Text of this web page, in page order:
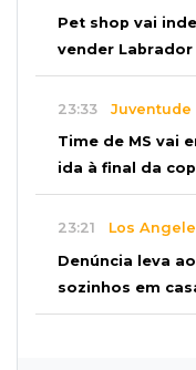
Pet shop vai
vender Labrador
23:33 Juventude
Time de MS vai
ida à final da
23:21 Los
Denúncia leva
sozinhos em